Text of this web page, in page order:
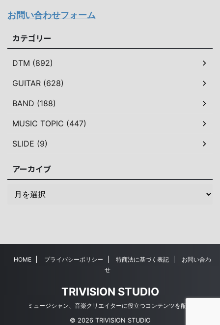
お問い合わせフォーム
カテゴリー
DTM (892)
GUITAR (628)
BAND (188)
MUSIC TOPIC (447)
SLIDE (9)
アーカイブ
HOME プライバシーポリシー 特商法に基づく表記
お問い合わ
せ
TRIVISION STUDIO
ミュージシャン、音楽クリエイターに役立つコンテンツを配信
© 2026 TRIVISION STUDIO